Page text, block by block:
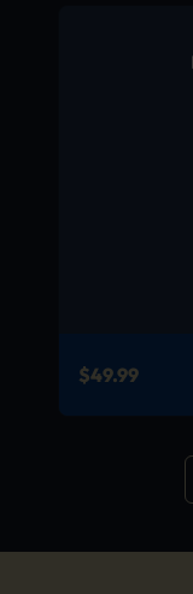
$49.99